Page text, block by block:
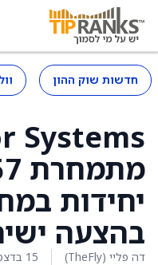
חדשות שוק ההון
Systems
בהצעה
דה פליי (TheFly) 15 בדצמבר 2025